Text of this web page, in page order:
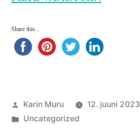
Share this...
Posted
by
Karin Muru
12. juuni 2023
Posted
Uncategorized